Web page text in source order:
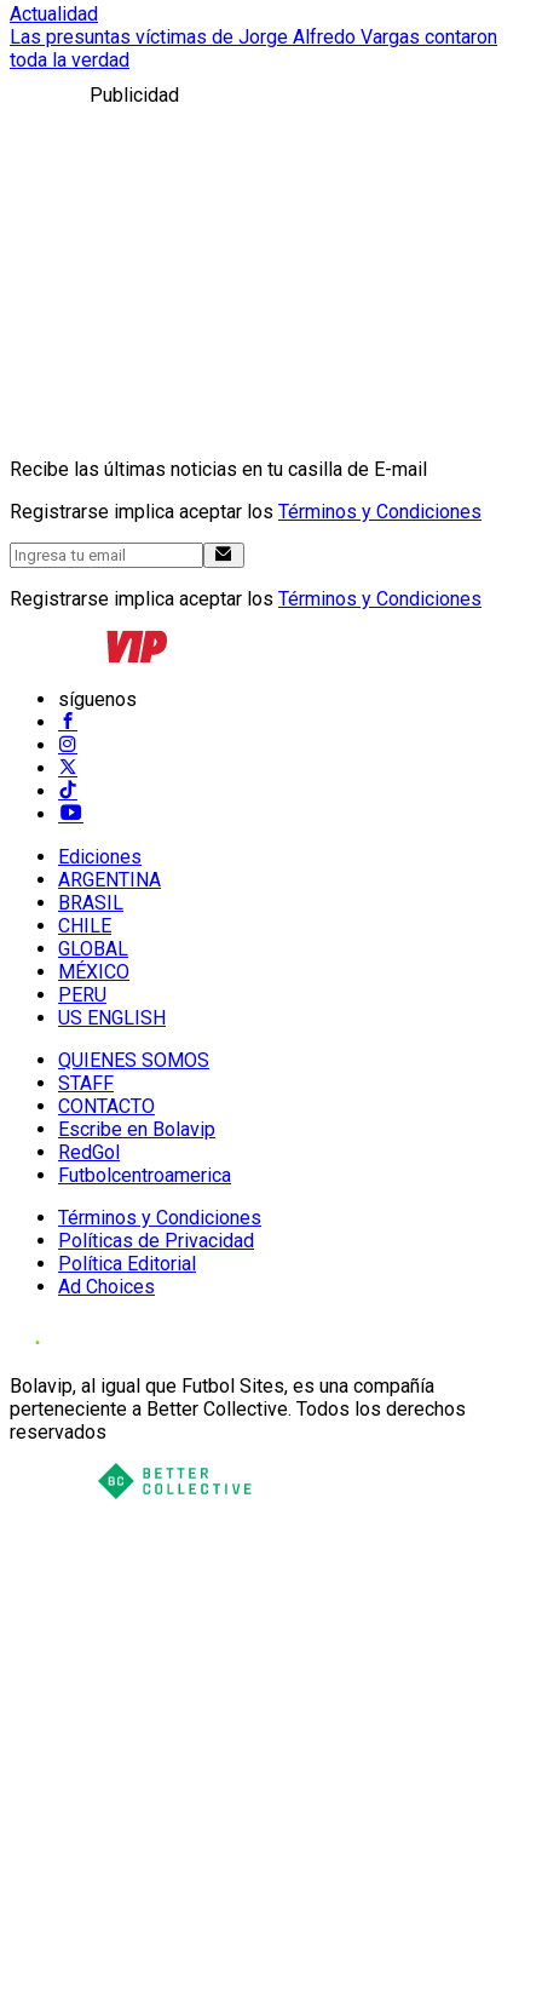
Actualidad
Las presuntas víctimas de Jorge Alfredo Vargas contaron
toda la verdad
Publicidad
Recibe las últimas noticias en tu casilla de E-mail
Registrarse implica aceptar los Términos y Condiciones
Registrarse implica aceptar los Términos y Condiciones
síguenos
Ediciones
ARGENTINA
BRASIL
CHILE
GLOBAL
MÉXICO
PERU
US ENGLISH
QUIENES SOMOS
STAFF
CONTACTO
Escribe en Bolavip
RedGol
Futbolcentroamerica
Términos y Condiciones
Políticas de Privacidad
Política Editorial
Ad Choices
Bolavip, al igual que Futbol Sites, es una compañía
perteneciente a Better Collective. Todos los derechos
reservados